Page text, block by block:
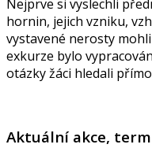
Nejprve si vyslechli
hornin, jejich vzniku,
vystavené nerosty
exkurze bylo
otázky žáci hledali
Aktuální akce,